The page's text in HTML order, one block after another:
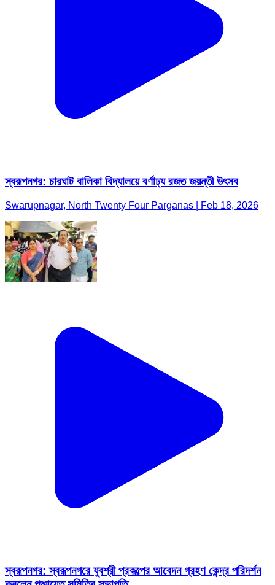
স্বরূপনগর: চারঘাট বালিকা বিদ্যালয়ে বর্ণাঢ্য রজত জয়ন্তী উৎসব
Swarupnagar, North Twenty Four Parganas | Feb 18, 2026
স্বরূপনগর: স্বরূপনগরে যুবশ্রী প্রকল্পের আবেদন গ্রহণ কেন্দ্র পরিদর্শন